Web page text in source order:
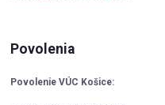
Povolenia
Povolenie VÚC Košice: